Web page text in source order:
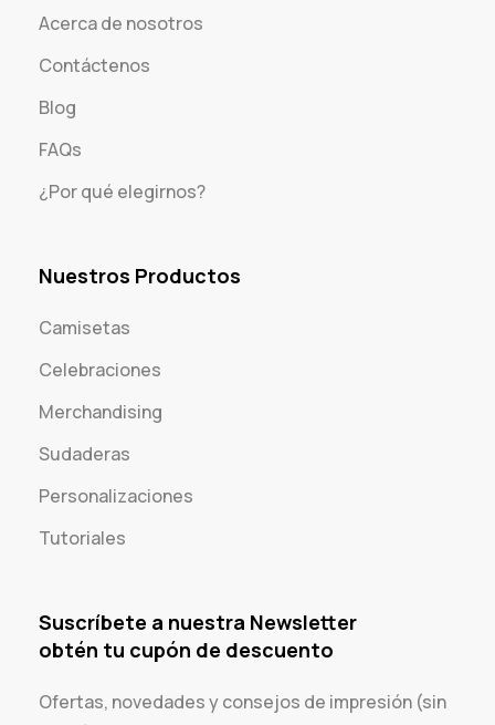
Acerca de nosotros
Contáctenos
Blog
FAQs
¿Por qué elegirnos?
Nuestros Productos
Camisetas
Celebraciones
Merchandising
Sudaderas
Personalizaciones
Tutoriales
Suscríbete a nuestra Newsletter
obtén tu cupón de descuento
Ofertas, novedades y consejos de impresión (sin